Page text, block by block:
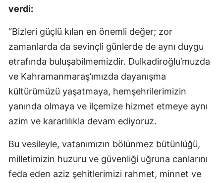
verdi:
“Bizleri güçlü kılan en önemli değer; zor
zamanlarda da sevinçli günlerde de aynı duygu
etrafında buluşabilmemizdir. Dulkadiroğlu’muzda
ve Kahramanmaraş’ımızda dayanışma
kültürümüzü yaşatmaya, hemşehrilerimizin
yanında olmaya ve ilçemize hizmet etmeye aynı
azim ve kararlılıkla devam ediyoruz.
Bu vesileyle, vatanımızın bölünmez bütünlüğü,
milletimizin huzuru ve güvenliği uğruna canlarını
feda eden aziz şehitlerimizi rahmet, minnet ve